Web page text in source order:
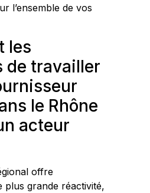
l’ensemble de vos
les
de travailler
le Rhône
acteur
offre
plus grande réactivité,